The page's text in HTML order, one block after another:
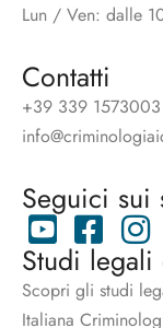
Lun / Ven: dalle
Contatti
+39 339 1573003
Seguici sui
Studi
Scopri gli studi
Italiana